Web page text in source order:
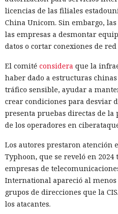
licencias de las filiales
China Unicom. Sin embargo,
las empresas a desmontar
datos o cortar conexiones de
El comité considera que la
haber dado a estructuras
tráfico sensible, ayudar a
crear condiciones para desviar
presenta pruebas directas de
de los operadores en
Los autores prestaron atención
Typhoon, que se reveló en 2024
empresas de
International apareció al menos
grupos de direcciones que la
los atacantes.